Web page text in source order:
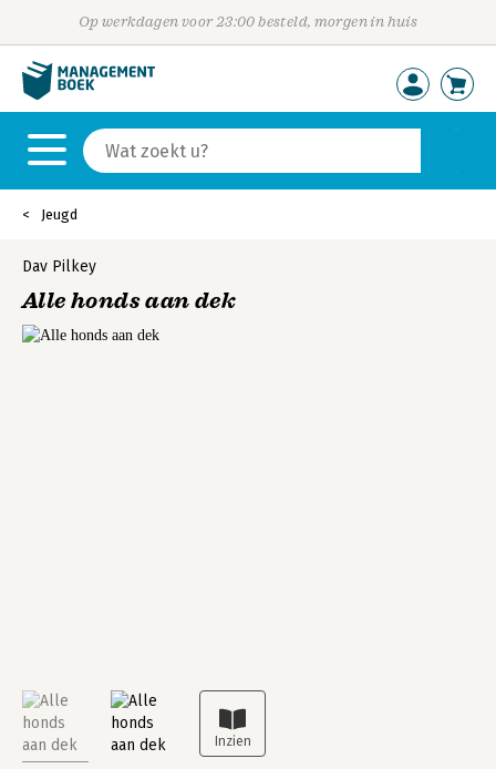
Op werkdagen voor 23:00 besteld, morgen in huis
Jeugd
Dav Pilkey
Alle honds aan dek